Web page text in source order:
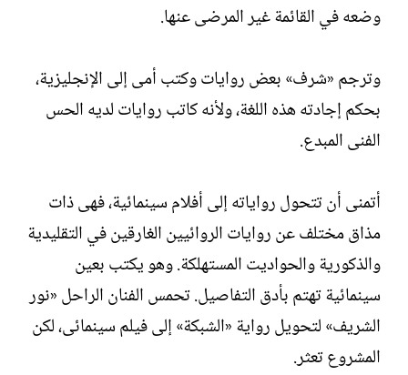
وضعه في القائمة غير المرضى عنها.
وترجم «شرف» بعض روايات وكتب أمى إلى الإنجليزية،
بحكم إجادته هذه اللغة، ولأنه كاتب روايات لديه الحس
الفنى المبدع.
أتمنى أن تتحول رواياته إلى أفلام سينمائية، فهى ذات
مذاق مختلف عن روايات الروائيين الغارقين في التقليدية
والذكورية والحواديت المستهلكة. وهو يكتب بعين
سينمائية تهتم بأدق التفاصيل. تحمس الفنان الراحل «نور
الشريف» لتحويل رواية «الشبكة» إلى فيلم سينمائى، لكن
المشروع تعثر.